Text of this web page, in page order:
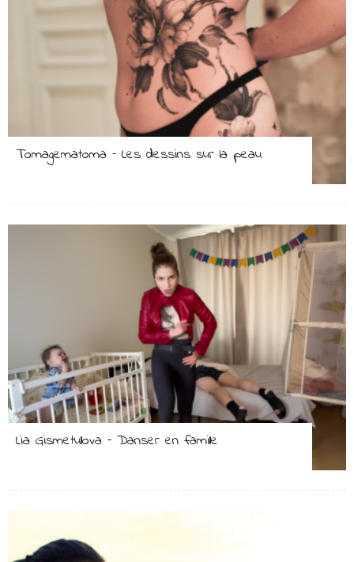
Tomagematoma – Les dessins sur la peau
Lia Gismetullova – Danser en famille